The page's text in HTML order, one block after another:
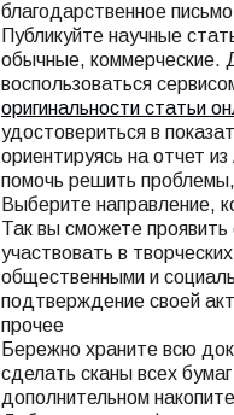
благодарственное
Публикуйте научные
обычные, коммерческие.
воспользоваться
оригинальности статьи
удостовериться в
ориентируясь на отчет
помочь решить
Выберите направление,
Так вы сможете проявить
участвовать в
общественными и
подтверждение своей
прочее
Бережно храните всю
сделать сканы всех
дополнительном